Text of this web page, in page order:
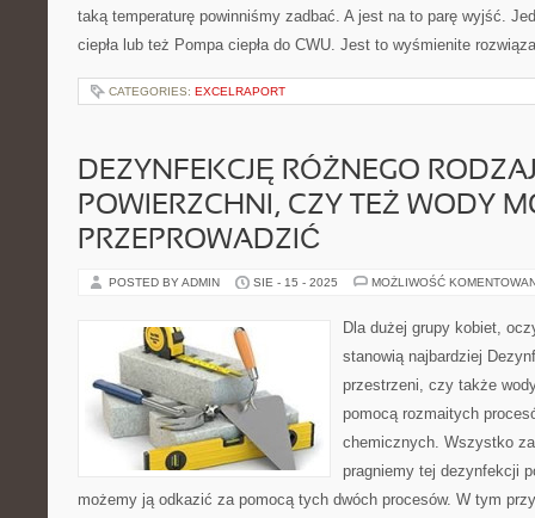
taką temperaturę powinniśmy zadbać. A jest na to parę wyjść.
ciepła lub też Pompa ciepła do CWU. Jest to wyśmienite
CATEGORIES: EXCELRAPORT
DEZYNFEKCJĘ RÓŻNEGO
POWIERZCHNI, CZY TEŻ WODY
PRZEPROWADZIĆ
POSTED BY ADMIN SIE - 15 - 2025 MOŻLIWOŚĆ
Dla dużej grupy kobiet,
stanowią najbardziej
przestrzeni, czy także
pomocą rozmaitych
chemicznych. Wszystko
pragniemy tej dezynfekcji
możemy ją odkazić za pomocą tych dwóch procesów. W tym